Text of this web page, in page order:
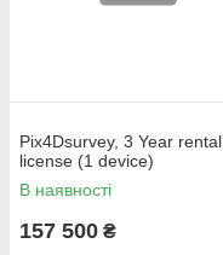
Pix4Dsurvey, 3 Year rental
license (1 device)
В наявності
157 500 ₴